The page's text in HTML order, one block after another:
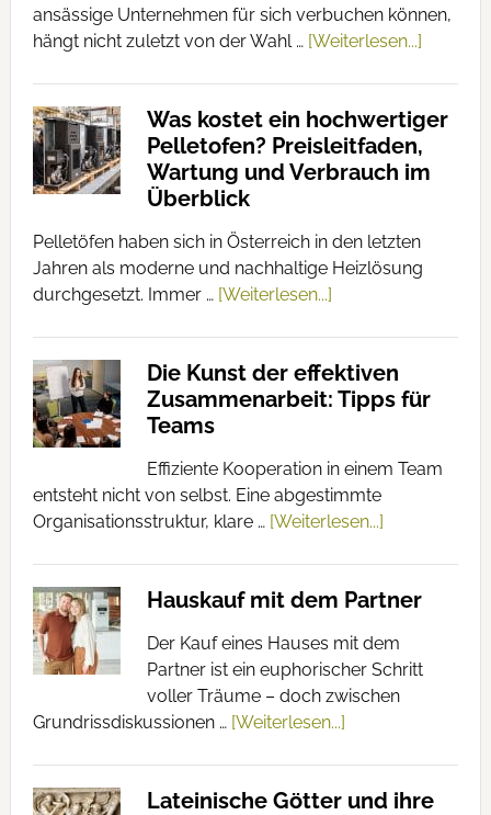
ansässige Unternehmen für sich verbuchen können,
hängt nicht zuletzt von der Wahl … [Weiterlesen...]
Was kostet ein hochwertiger
Pelletofen? Preisleitfaden,
Wartung und Verbrauch im
Überblick
Pelletöfen haben sich in Österreich in den letzten
Jahren als moderne und nachhaltige Heizlösung
durchgesetzt. Immer … [Weiterlesen...]
Die Kunst der effektiven
Zusammenarbeit: Tipps für
Teams
Effiziente Kooperation in einem Team
entsteht nicht von selbst. Eine abgestimmte
Organisationsstruktur, klare … [Weiterlesen...]
Hauskauf mit dem Partner
Der Kauf eines Hauses mit dem
Partner ist ein euphorischer Schritt
voller Träume – doch zwischen
Grundrissdiskussionen … [Weiterlesen...]
Lateinische Götter und ihre